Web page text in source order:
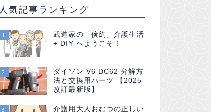
人気記事ランキング
1
武道家の「倹約」介護生活
+ DIY へようこそ！
2
ダイソン V6 DC62 分解方
法と交換用パーツ 【2025
改訂最新版】
3
介護用大人おむつの正しい